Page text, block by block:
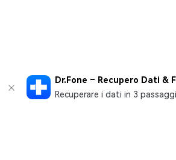
Dr.Fone – Recupero Dati &
Recuperare i dati in 3 passaggi